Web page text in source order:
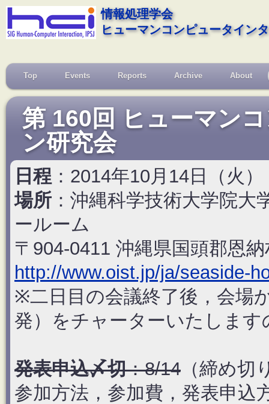
情報処理学会
ヒューマンコンピュータイン
Top Events Reports Archive About
第 160回 ヒューマン
ン研究会
日程 ：2014年10月14日（火
場所 ：沖縄科学技術大学院
ールーム
〒904-0411 沖縄県国頭郡恩
http://www.oist.jp/ja/seaside-
※二日目の会議終了後，会場
発）をチャーターいたしま
発表申込〆切：8/14 （締め切
参加方法，参加費，発表申